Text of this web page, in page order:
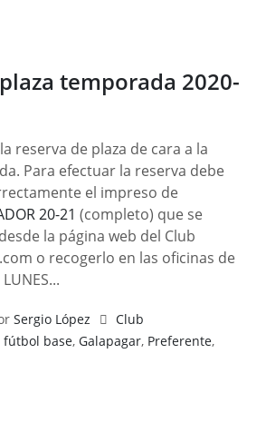
temporada 2020-
reserva de plaza de cara a la
Para efectuar la reserva debe
el impreso de
20-21 (completo) que se
la página web del Club
o recogerlo en las oficinas de
Sergio López
Club
fútbol base,Galapagar, Preferente,